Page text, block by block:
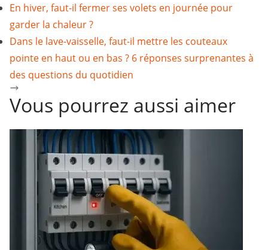
En hiver, faut-il fermer ses volets en journée pour
garder la chaleur ?
Dans le lave-vaisselle, faut-il mettre les couteaux
pointe en haut ou en bas ? 6 réponses surprenantes à
des questions du quotidien
Vous pourrez aussi aimer